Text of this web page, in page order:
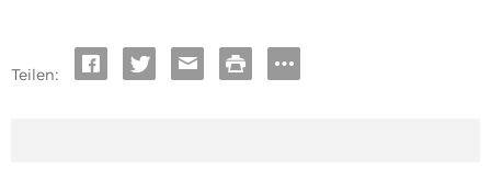
Teilen: